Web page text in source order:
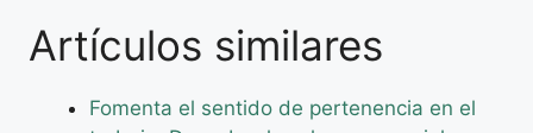
Artículos similares
Fomenta el sentido de pertenencia en el